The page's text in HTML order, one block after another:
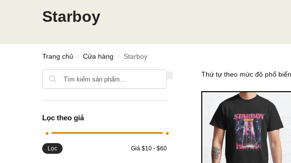
Starboy
Trang chủ / Cửa hàng / Starboy
Lọc theo giá
Lọc Giá$10 -$60